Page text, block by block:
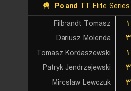
Poland TT Elite Series
Filbrandt Tomasz
۱
Dariusz Molenda
۳
Tomasz Kordaszewski
۱
Patryk Jendrzejewski
۳
Miroslaw Lewczuk
۳